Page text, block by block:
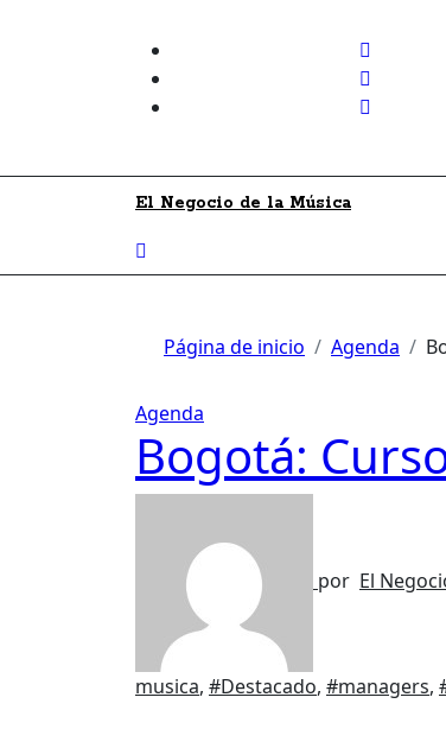
El Negocio de la Música
Página de inicio Agenda
Agenda
Bogotá:
por El
musica, #Destacado, #managers,